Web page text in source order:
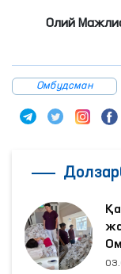
Олий
Омбудсман